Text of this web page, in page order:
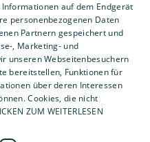
auf dem Endgerät
personenbezogenen Daten
Partnern gespeichert und
, Marketing- und
unseren Webseitenbesuchern
bereitstellen, Funktionen für
über deren Interessen
Cookies, die nicht
ZUM WEITERLESEN